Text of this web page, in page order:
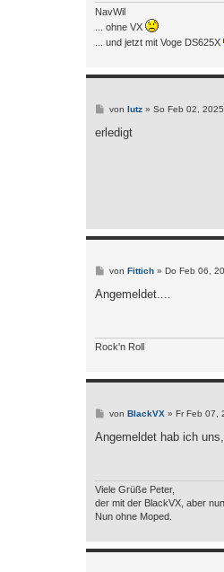
NavWil
... ohne VX
... und jetzt mit Voge DS625X
B
i
von lutz» So Feb 02,
erledigt
B
i
von Fittich» Do Feb 06,
Angemeldet....
Rock'n Roll
B
i
von BlackVX» Fr Feb 07,
Angemeldet hab ich
Viele Grüße Peter,
der mit der BlackVX, aber
Nun ohne Moped.